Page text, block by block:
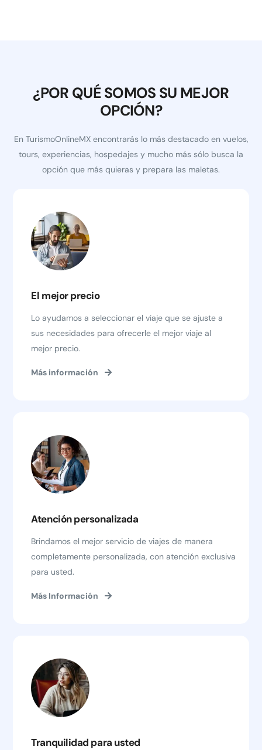
¿POR QUÉ SOMOS SU MEJOR
OPCIÓN?
En TurismoOnlineMX encontrarás lo más destacado en vuelos,
tours, experiencias, hospedajes y mucho más sólo busca la
opción que más quieras y prepara las maletas.
El mejor precio
Lo ayudamos a seleccionar el viaje que se ajuste a
sus necesidades para ofrecerle el mejor viaje al
mejor precio.
Más información
Atención personalizada
Brindamos el mejor servicio de viajes de manera
completamente personalizada, con atención exclusiva
para usted.
Más Información
Tranquilidad para usted